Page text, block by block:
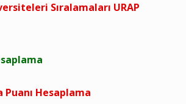
Sıralamaları URAP
Puanı Hesaplama